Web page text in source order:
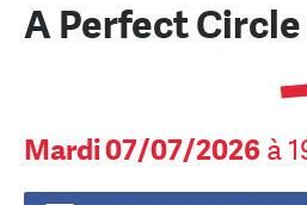
A Perfect Circle
Mardi 07/07/2026 à